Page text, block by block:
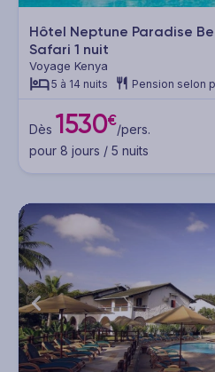
Hôtel Neptune Paradise
Safari 1 nuit
Voyage Kenya
5 à 14 nuits Pension selon
Dès 1530€/pers.
pour 8 jours / 5 nuits